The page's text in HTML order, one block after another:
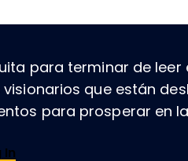
para terminar de leer
que están
para prosperar en
In